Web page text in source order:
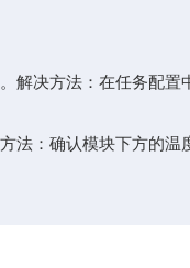
决方法：在任务配置
：确认模块下方的温